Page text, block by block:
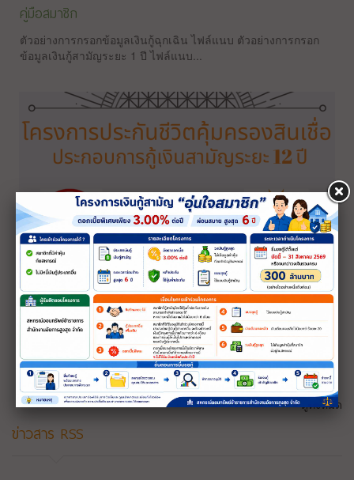
คู่มือสมาชิก
ตัวอย่างการกรอกข้อมูลเงินกู้ฉุกเฉิน ไฟล์แนบ ตัวอย่างการกรอก
ข้อมูลเงินกู้สามัญระยะ 1 ปี ไฟล์แนบ...
โครงการประกันชีวิตคุ้มครองสินเชื่อเพื่อสมาชิกสหกรณ์
ข้อมูลและเบอร์โทรศัพท์บริษัทรับทำประกัน พร้อมดาวน์โหลด
เอกสารได้ตามลิงค์ด้านล่าง 1.บริษัท เอไอเอ จำกัด ...
ดูทั้งหมด
ข่าวสาร RSS